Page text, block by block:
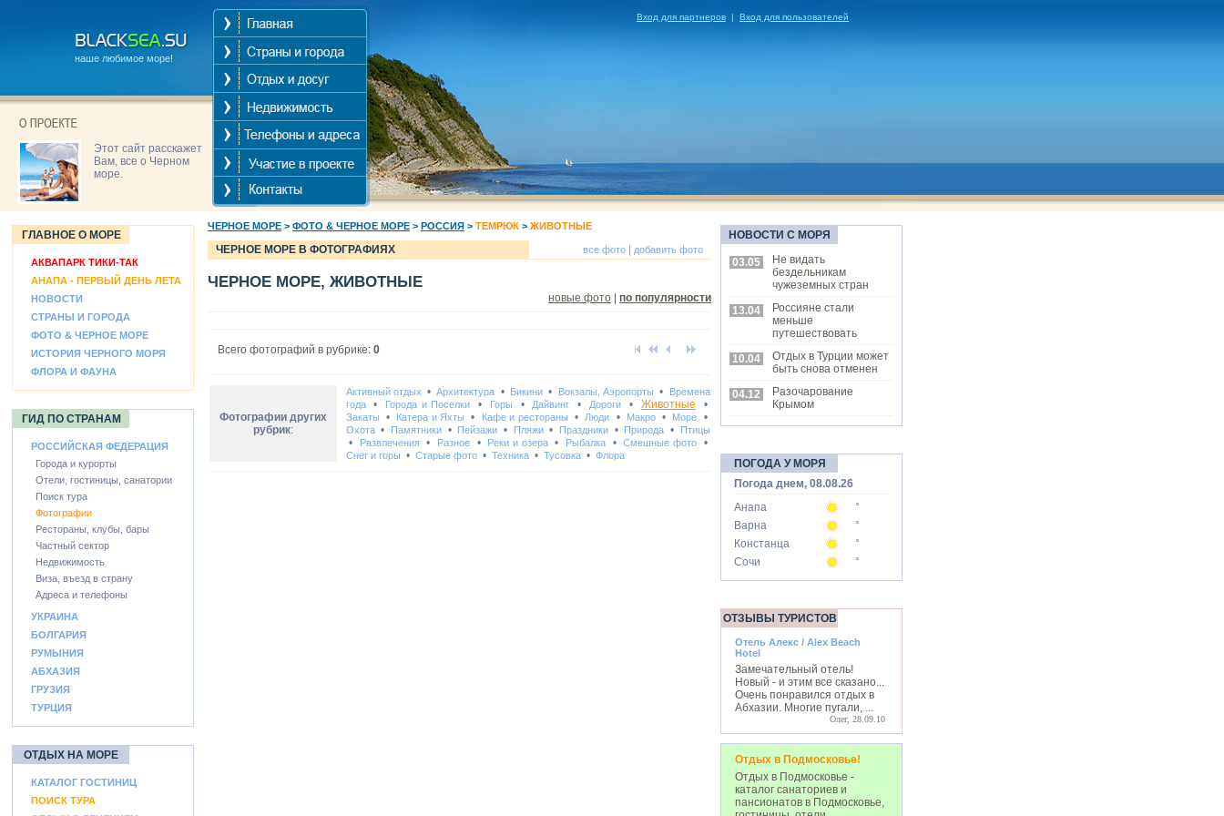
наше любимое море!
Этот сайт расскажет
Вам, все о Черном
море.
Вход для партнеров | Вход для пользователей
ГЛАВНОЕ О МОРЕ
АКВАПАРК ТИКИ-ТАК
АНАПА - ПЕРВЫЙ ДЕНЬ ЛЕТА
НОВОСТИ
СТРАНЫ И ГОРОДА
ФОТО & ЧЕРНОЕ МОРЕ
ИСТОРИЯ ЧЕРНОГО МОРЯ
ФЛОРА И ФАУНА
ГИД ПО СТРАНАМ
РОССИЙСКАЯ ФЕДЕРАЦИЯ
Города и курорты
Отели, гостиницы, санатории
Поиск тура
Фотографии
Рестораны, клубы, бары
Частный сектор
Недвижимость
Виза, въезд в страну
Адреса и телефоны
УКРАИНА
БОЛГАРИЯ
РУМЫНИЯ
АБХАЗИЯ
ГРУЗИЯ
ТУРЦИЯ
ОТДЫХ НА МОРЕ
КАТАЛОГ ГОСТИНИЦ
ПОИСК ТУРА
ЧЕРНОЕ МОРЕ > ФОТО & ЧЕРНОЕ МОРЕ > РОССИЯ > ТЕМРЮК > ЖИВОТНЫЕ
ЧЕРНОЕ МОРЕ В ФОТОГРАФИЯХ все фото добавить фото
ЧЕРНОЕ МОРЕ, ЖИВОТНЫЕ
новые фото по популярности
Всего фотографий в рубрике: 0
Фотографии других
рубрик:
Активный отдых •Архитектура • Бикини • Вокзалы, Аэропорты •
Времена
года• Города и Поселки • Горы •Дайвинг •Дороги • Животные •
Закаты • Катера и Яхты • Кафе и рестораны •Люди • Макро• Море •
Охота• Памятники• Пейзажи • Пляжи• Праздники• Природа • Птицы
• Развлечения• Разное • Реки и озера• Рыбалка•Смешные фото•
Снег и горы • Старые фото• Техника• Тусовка• Флора
НОВОСТИ С МОРЯ
03.05
Не видать
бездельникам
чужеземных стран
13.04
Россияне стали
меньше
путешествовать
10.04
Отдых в Турции может
быть снова отменен
04.12
Разочарование
Крымом
ПОГОДА У МОРЯ
Погода днем, 08.08.26
Анапа
°
Варна
°
Констанца
°
Сочи
°
ОТЗЫВЫ ТУРИСТОВ
Отель Алекс / Alex Beach
Hotel
Замечательный отель!
Новый - и этим все сказано...
Очень понравился отдых в
Абхазии. Многие пугали, ...
Олег, 28.09.10
Отдых в Подмосковье!
Отдых в Подмосковье -
каталог санаториев и
пансионатов в Подмосковье,